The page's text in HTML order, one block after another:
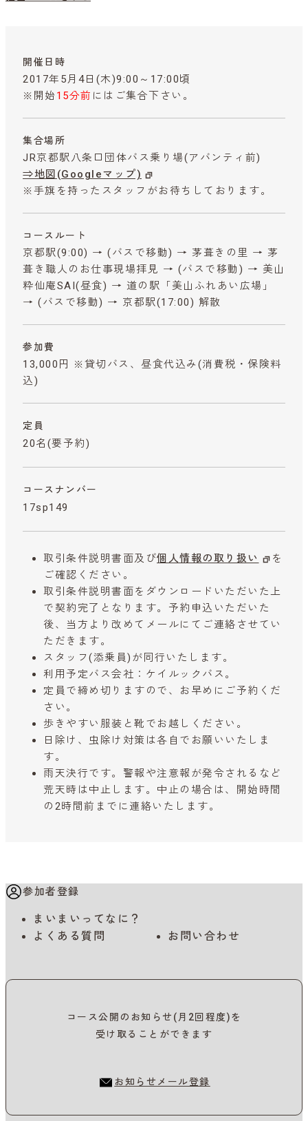
開催日時
2017年5月4日(木)9:00～17:00頃
※開始 15分前 にはご集合下さい。
集合場所
JR京都駅八条口団体バス乗り場(アバンティ前)
⇒地図(Googleマップ)
※手旗を持ったスタッフがお待ちしております。
コースルート
京都駅(9:00) → (バスで移動) → 茅葺きの里 → 茅
葺き職人のお仕事現場拝見 → (バスで移動) → 美山
粋仙庵SAI(昼食) → 道の駅「美山ふれあい広場」
→ (バスで移動) → 京都駅(17:00) 解散
参加費
13,000円 ※貸切バス、昼食代込み (消費税・保険料
込)
定員
20名(要予約)
コースナンバー
17sp149
取引条件説明書面及び個人情報の取り扱い
を
ご確認ください。
取引条件説明書面をダウンロードいただいた上
で契約完了となります。予約申込いただいた
後、当方より改めてメールにてご連絡させてい
ただきます。
スタッフ(添乗員)が同行いたします。
利用予定バス会社：ケイルックバス。
定員で締め切りますので、お早めにご予約くだ
さい。
歩きやすい服装と靴でお越しください。
日除け、虫除け対策は各自でお願いいたしま
す。
雨天決行です。警報や注意報が発令されるなど
荒天時は中止します。中止の場合は、開始時間
の2時間前までに連絡いたします。
参加者登録
まいまいってなに？
よくある質問
お問い合わせ
コース公開のお知らせ(月2回程度)を
受け取ることができます
お知らせメール登録